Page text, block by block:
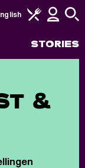
STORIES
&